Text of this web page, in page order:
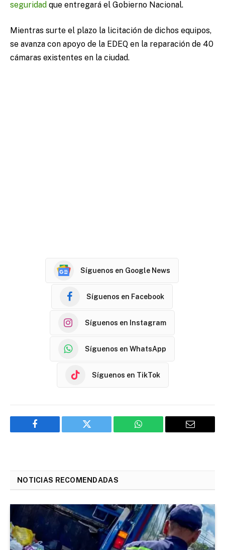
seguridad que entregará el Gobierno Nacional.
Mientras surte el plazo la licitación de dichos equipos,
se avanza con apoyo de la EDEQ en la reparación de 40
cámaras existentes en la ciudad.
Síguenos en Google News
Síguenos en Facebook
Síguenos en Instagram
Síguenos en WhatsApp
Síguenos en TikTok
Facebook Twitter WhatsApp Email
NOTICIAS RECOMENDADAS